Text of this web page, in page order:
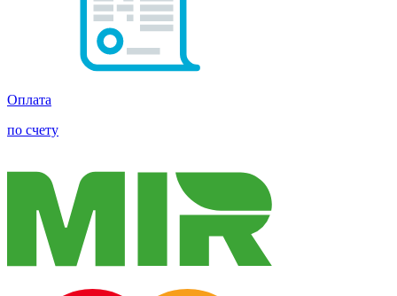
Оплата
по счету